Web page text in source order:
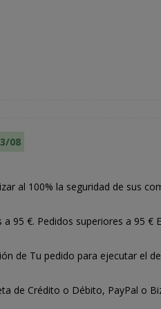
08
al 100% la seguridad de sus
95 €. Pedidos superiores a 95 €
de Tu pedido para ejecutar el
de Crédito o Débito, PayPal o